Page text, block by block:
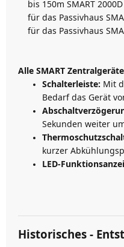
bis 150m SMART
für das Passivhaus
für das Passivhaus
Alle SMART
Schalterleiste: Mit
Bedarf das Gerät
Sekunden weiter
kurzer
LED-
Historisches -